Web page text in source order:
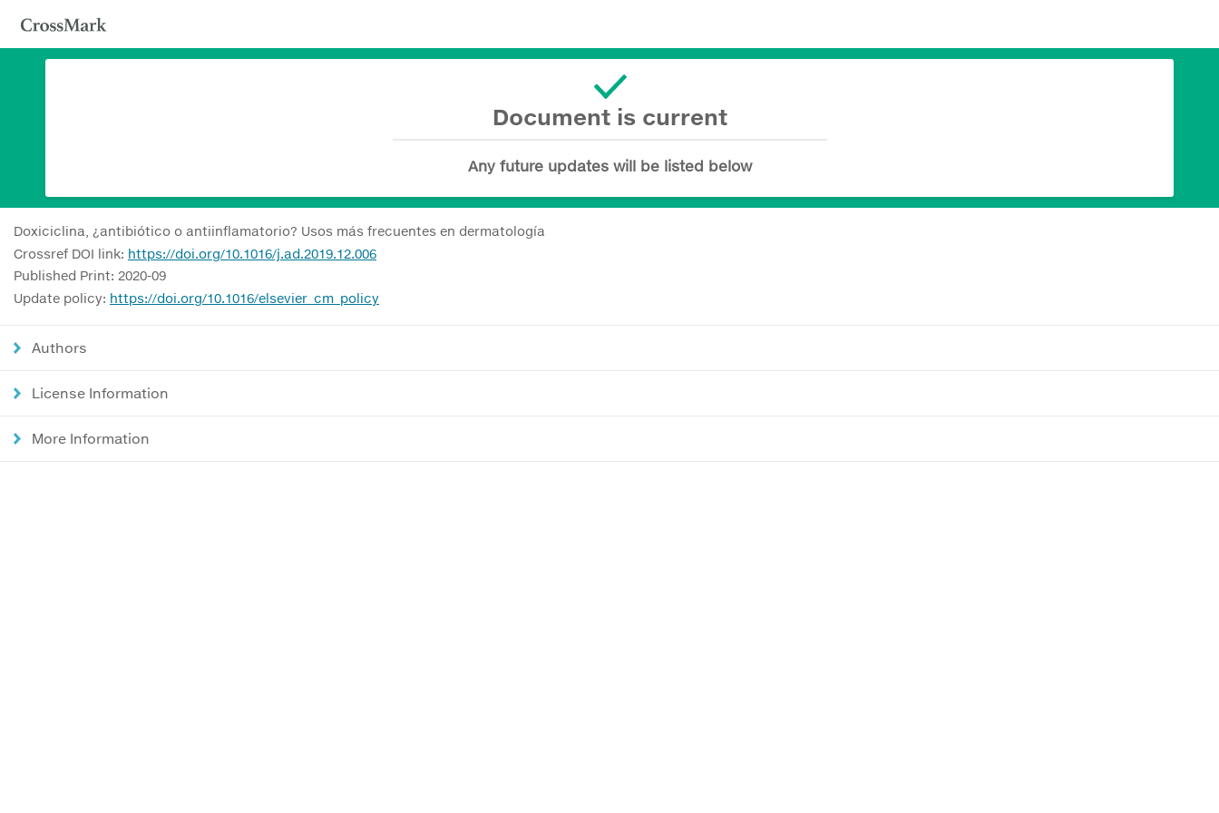
Document is current
Any future updates will be listed below
Doxiciclina, ¿antibiótico o antiinflamatorio? Usos más frecuentes en dermatología
Crossref DOI link: https://doi.org/10.1016/j.ad.2019.12.006
Published Print: 2020-09
Update policy: https://doi.org/10.1016/elsevier_cm_policy
Authors
License Information
More Information